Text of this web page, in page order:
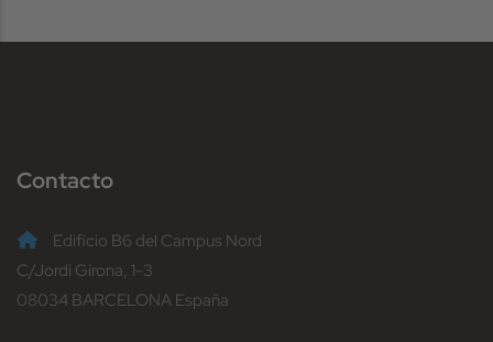
Contacto
Edificio B6 del Campus Nord
C/Jordi Girona, 1-3
08034 BARCELONA España